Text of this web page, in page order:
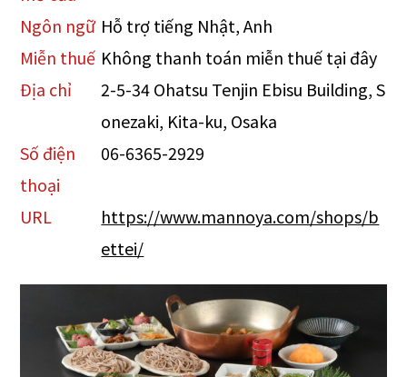
Ngôn ngữ Hỗ trợ tiếng Nhật, Anh
Miễn thuế Không thanh toán miễn thuế tại đây
Địa chỉ
2-5-34 Ohatsu Tenjin Ebisu Building, S
onezaki, Kita-ku, Osaka
Số điện
thoại
06-6365-2929
URL
https://www.mannoya.com/shops/b
ettei/